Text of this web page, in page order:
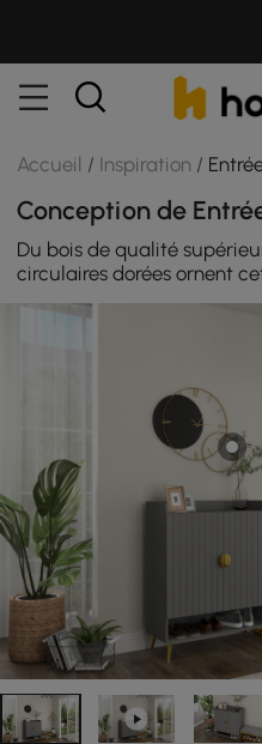
Accueil / Inspiration /
Du bois de qualité
circulaires dorées ornent
constitue le substitut
esthétique moderne
de gamme. Fabriqué en
qualité, il est durable et
de vie. Il est également
de rangement à
hôtels ou les bureaux ou
hall d'entrée et l'entrée.